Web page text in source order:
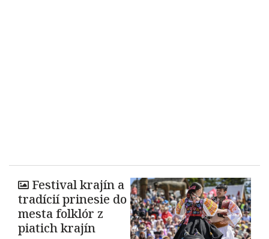
Festival krajín a
tradícií prinesie do
mesta folklór z
piatich krajín